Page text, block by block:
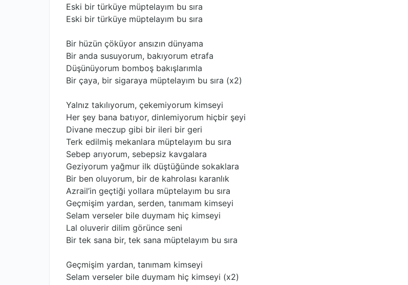
Eski bir türküye müptelayım bu sıra
Eski bir türküye müptelayım bu sıra
Bir hüzün çöküyor ansızın dünyama
Bir anda susuyorum, bakıyorum etrafa
Düşünüyorum bomboş bakışlarımla
Bir çaya, bir sigaraya müptelayım bu sıra (x2)
Yalnız takılıyorum, çekemiyorum kimseyi
Her şey bana batıyor, dinlemiyorum hiçbir şeyi
Divane meczup gibi bir ileri bir geri
Terk edilmiş mekanlara müptelayım bu sıra
Sebep arıyorum, sebepsiz kavgalara
Geziyorum yağmur ilk düştüğünde sokaklara
Bir ben oluyorum, bir de kahrolası karanlık
Azrail’in geçtiği yollara müptelayım bu sıra
Geçmişim yardan, serden, tanımam kimseyi
Selam verseler bile duymam hiç kimseyi
Lal oluverir dilim görünce seni
Bir tek sana bir, tek sana müptelayım bu sıra
Geçmişim yardan, tanımam kimseyi
Selam verseler bile duymam hiç kimseyi (x2)